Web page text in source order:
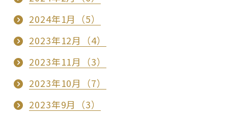
2024年1月（5）
2023年12月（4）
2023年11月（3）
2023年10月（7）
2023年9月（3）